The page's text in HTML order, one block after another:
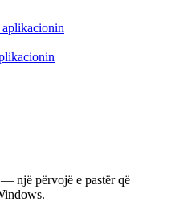
aplikacionin
një përvojë e pastër që